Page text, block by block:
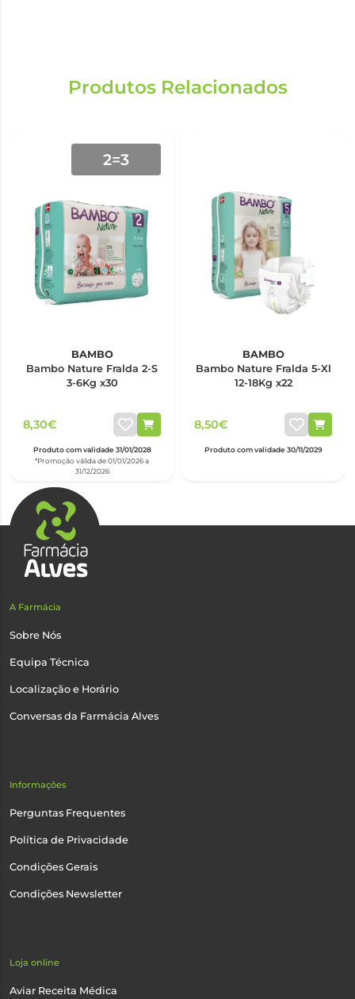
Produtos Relacionados
2=3
*Promoção válida de 01/01/2026 a
31/12/2026
BAMBO
Bambo Nature Fralda 2-S
3-6Kg x30
8,30€
Produto com validade 31/01/2028
BAMBO
Bambo Nature Fralda 5-Xl
12-18Kg x22
8,50€
Produto com validade 30/11/2029
A Farmácia
Sobre Nós
Equipa Técnica
Localização e Horário
Conversas da Farmácia Alves
Informações
Perguntas Frequentes
Política de Privacidade
Condições Gerais
Condições Newsletter
Loja online
Aviar Receita Médica